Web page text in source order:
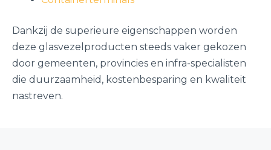
Dankzij de superieure eigenschappen worden
deze glasvezelproducten steeds vaker gekozen
door gemeenten, provincies en infra-specialisten
die duurzaamheid, kostenbesparing en kwaliteit
nastreven.